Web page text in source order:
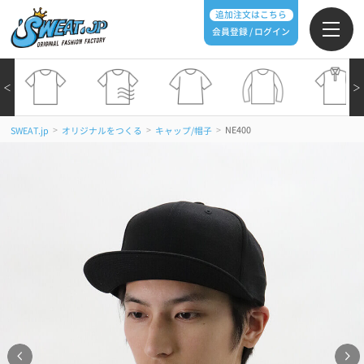
追加注文はこちら
会員登録 / ログイン
＞
＜
SWEAT.jp > オリジナルをつくる > キャップ/帽子 > NE400